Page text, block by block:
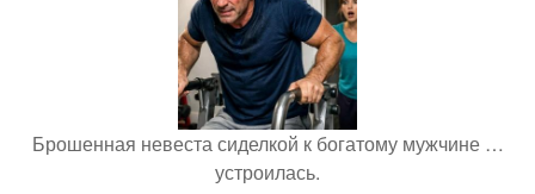
Брошенная невеста сиделкой к богатому мужчине …
устроилась.